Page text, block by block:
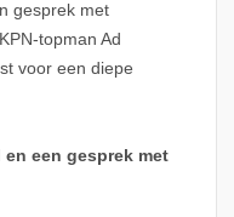
gesprek met
topman Ad
voor een diepe
een gesprek met